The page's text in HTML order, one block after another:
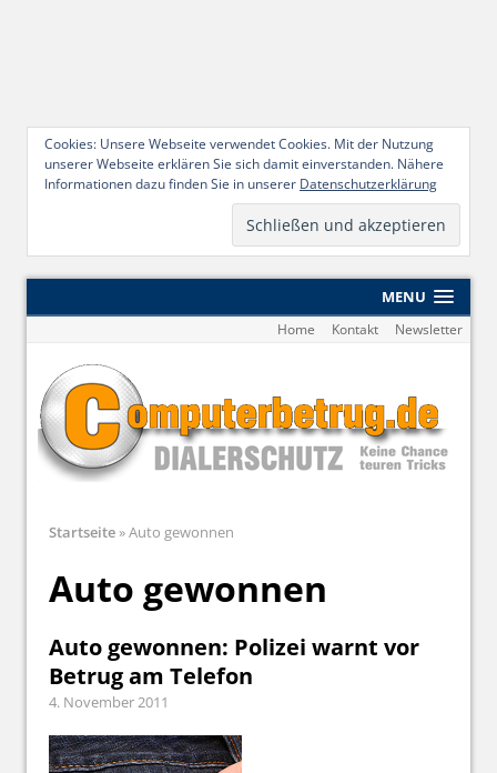
Cookies: Unsere Webseite verwendet Cookies. Mit der Nutzung
unserer Webseite erklären Sie sich damit einverstanden. Nähere
Informationen dazu finden Sie in unserer Datenschutzerklärung
MENU
Home Kontakt Newsletter
Startseite»Auto gewonnen
Auto gewonnen
Auto gewonnen: Polizei warnt vor
Betrug am Telefon
4. November 2011